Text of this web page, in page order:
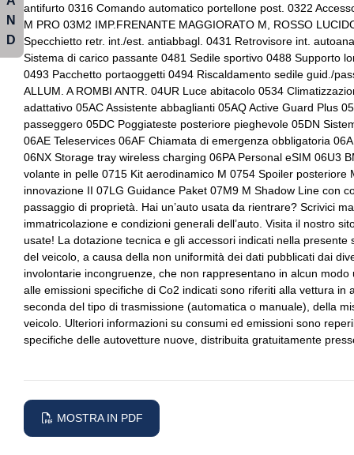
Sedili anteriori sportivi Selettore stile di
Servosterzo
Sistema di frenata anti collisione
Sistema di
guidatore
Spoiler Spoiler posteriore
Strumentazione digitale con display Tappetini
Volante sportivo
Controllo della stabilità Cornering brake
Fari automatici Fari posteriori a led
Freno di stazionamento elettrico Impianto audio con
Indicatore pressione pneumatici
Indicatori di
specchietti
Kit attrezzi Maniglie esterne in
Pacchetto Paraurti in tinta
Personalizzazione colori esterni Personalizzazioni
Radio digitale dab Regolatore di
Retrovisore interno auto-anabbagliante Sedili abbattibili
Sedili sportivi Selettore cambio
Sistema di chiamata d'emergenza
antifurto 0316 Comando automatico portellone post. 0322
M PRO 03M2 IMP.FRENANTE MAGGIORATO M, ROSSO
Specchietto retr. int./est. antiabbagl. 0431 Retrovisore int.
Sistema di carico passante 0481 Sedile sportivo 0488 Supporto
0493 Pacchetto portaoggetti 0494 Riscaldamento sedile guid./
ALLUM. A ROMBI ANTR. 04UR Luce abitacolo 0534
adattativo 05AC Assistente abbaglianti 05AQ Active Guard Plus
passeggero 05DC Poggiateste posteriore pieghevole 05DN
06AE Teleservices 06AF Chiamata di emergenza obbligatoria
06NX Storage tray wireless charging 06PA Personal eSIM 06U3
volante in pelle 0715 Kit aerodinamico M 0754 Spoiler
innovazione II 07LG Guidance Paket 07M9 M Shadow Line con
passaggio di proprietà. Hai un’auto usata da rientrare? Scrivici
immatricolazione e condizioni generali dell’auto. Visita il nostro
usate! La dotazione tecnica e gli accessori indicati nella
del veicolo, a causa della non uniformità dei dati pubblicati dai
involontarie incongruenze, che non rappresentano in alcun
alle emissioni specifiche di Co2 indicati sono riferiti alla vettura
seconda del tipo di trasmissione (automatica o manuale), della
veicolo. Ulteriori informazioni su consumi ed emissioni sono
specifiche delle autovetture nuove, distribuita gratuitamente
MOSTRA IN PDF
N
D